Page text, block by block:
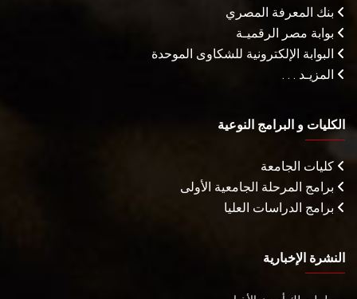
بنك المعرفة المصري
بوابة مصر الرقميـة
البوابة الإلكترونية للشكاوى الموحدة
المزيـد . . .
الكليات و البرامج النوعية
كليات الجامعة
برامج المرحلة الجامعية الأولى
برامج الدراسات العليا
النشرة الإخبارية